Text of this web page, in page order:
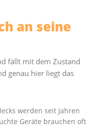
an seine
fällt mit dem Zustand
genau hier liegt das
werden seit Jahren
Geräte brauchen oft